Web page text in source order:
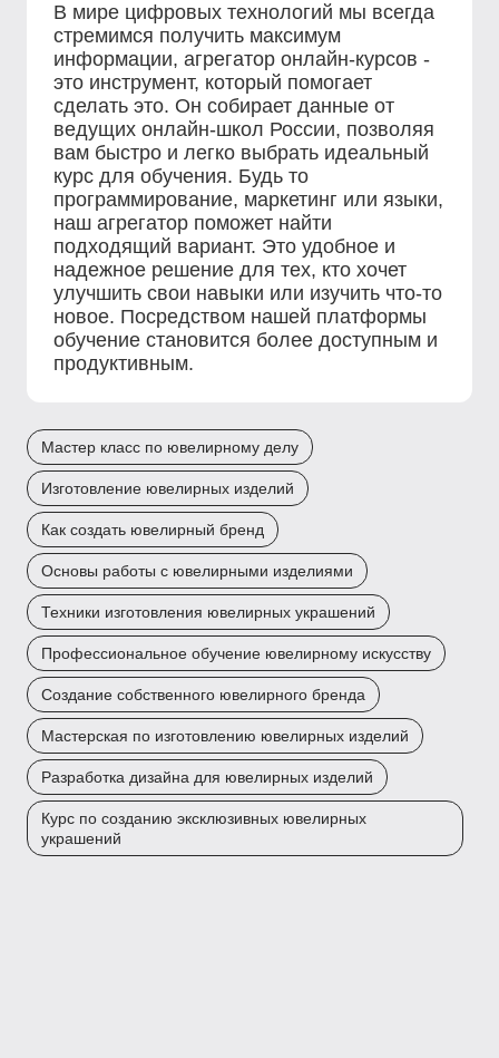
В мире цифровых технологий мы всегда
стремимся получить максимум
информации, агрегатор онлайн-курсов -
это инструмент, который помогает
сделать это. Он собирает данные от
ведущих онлайн-школ России, позволяя
вам быстро и легко выбрать идеальный
курс для обучения. Будь то
программирование, маркетинг или языки,
наш агрегатор поможет найти
подходящий вариант. Это удобное и
надежное решение для тех, кто хочет
улучшить свои навыки или изучить что-то
новое. Посредством нашей платформы
обучение становится более доступным и
продуктивным.
Мастер класс по ювелирному делу
Изготовление ювелирных изделий
Как создать ювелирный бренд
Основы работы с ювелирными изделиями
Техники изготовления ювелирных украшений
Профессиональное обучение ювелирному искусству
Создание собственного ювелирного бренда
Мастерская по изготовлению ювелирных изделий
Разработка дизайна для ювелирных изделий
Курс по созданию эксклюзивных ювелирных
украшений